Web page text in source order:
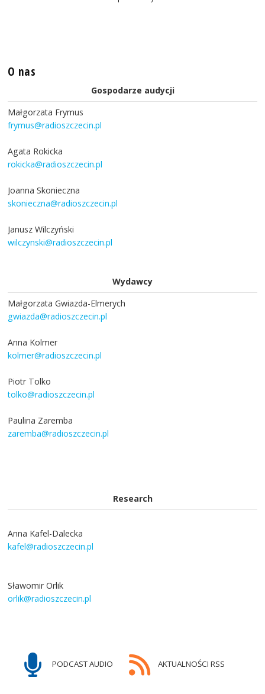
O nas
Gospodarze audycji
Małgorzata Frymus
frymus@radioszczecin.pl
Agata Rokicka
rokicka@radioszczecin.pl
Joanna Skonieczna
skonieczna@radioszczecin.pl
Janusz Wilczyński
wilczynski@radioszczecin.pl
Wydawcy
Małgorzata Gwiazda-Elmerych
gwiazda@radioszczecin.pl
Anna Kolmer
kolmer@radioszczecin.pl
Piotr Tolko
tolko@radioszczecin.pl
Paulina Zaremba
zaremba@radioszczecin.pl
Research
Anna Kafel-Dalecka
kafel@radioszczecin.pl
Sławomir Orlik
orlik@radioszczecin.pl
PODCAST AUDIO AKTUALNOŚCI RSS